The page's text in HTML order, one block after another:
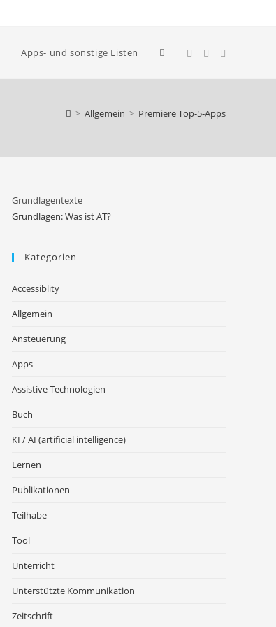
Apps- und sonstige Listen Website-
umschalten
> Allgemein > Premiere Top-5-Apps
Grundlagentexte
Grundlagen: Was ist AT?
Kategorien
Accessiblity
Allgemein
Ansteuerung
Apps
Assistive Technologien
Buch
KI / AI (artificial intelligence)
Lernen
Publikationen
Teilhabe
Tool
Unterricht
Unterstützte Kommunikation
Zeitschrift